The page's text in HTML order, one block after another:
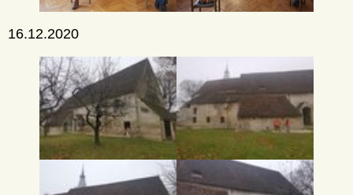
16.12.2020